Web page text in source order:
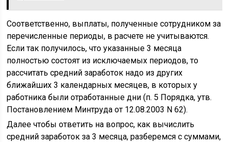
Соответственно, выплаты, полученные сотрудником за
перечисленные периоды, в расчете не учитываются.
Если так получилось, что указанные 3 месяца
полностью состоят из исключаемых периодов, то
рассчитать средний заработок надо из других
ближайших 3 календарных месяцев, в которых у
работника были отработанные дни (п. 5 Порядка, утв.
Постановлением Минтруда от 12.08.2003 N 62).
Далее чтобы ответить на вопрос, как вычислить
средний заработок за 3 месяца, разберемся с суммами,